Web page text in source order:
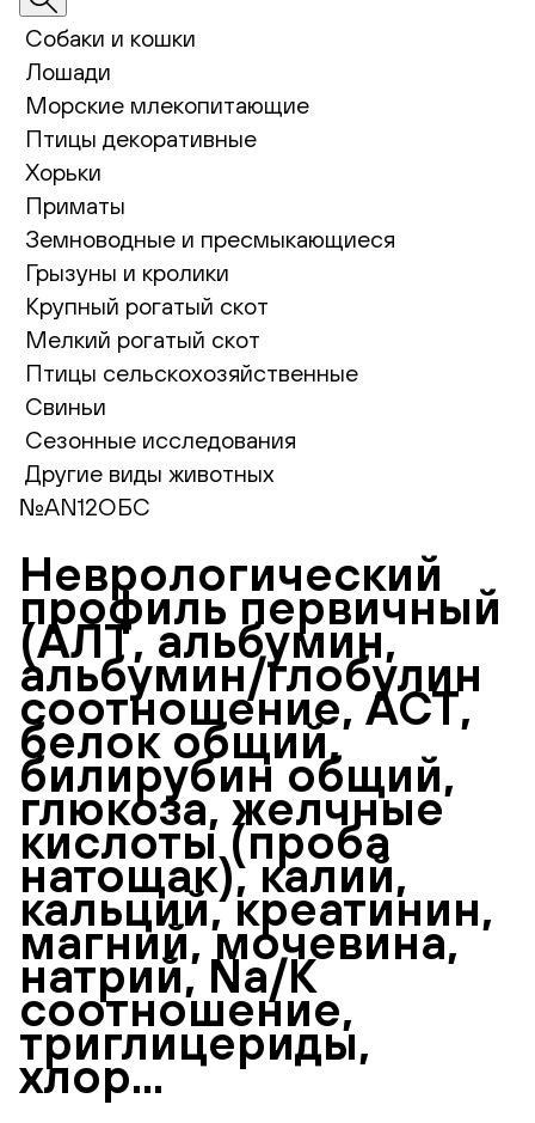
Собаки и кошки
Лошади
Морские млекопитающие
Птицы декоративные
Хорьки
Приматы
Земноводные и пресмыкающиеся
Грызуны и кролики
Крупный рогатый скот
Мелкий рогатый скот
Птицы сельскохозяйственные
Свиньи
Сезонные исследования
Другие виды животных
№AN12ОБС
Неврологический
профиль первичный
(АЛТ, альбумин,
альбумин/глобулин
соотношение, АСТ,
белок общий,
билирубин общий,
глюкоза, желчные
кислоты (проба
натощак), калий,
кальций, креатинин,
магний, мочевина,
натрий, Na/K
соотношение,
триглицериды,
хлор...